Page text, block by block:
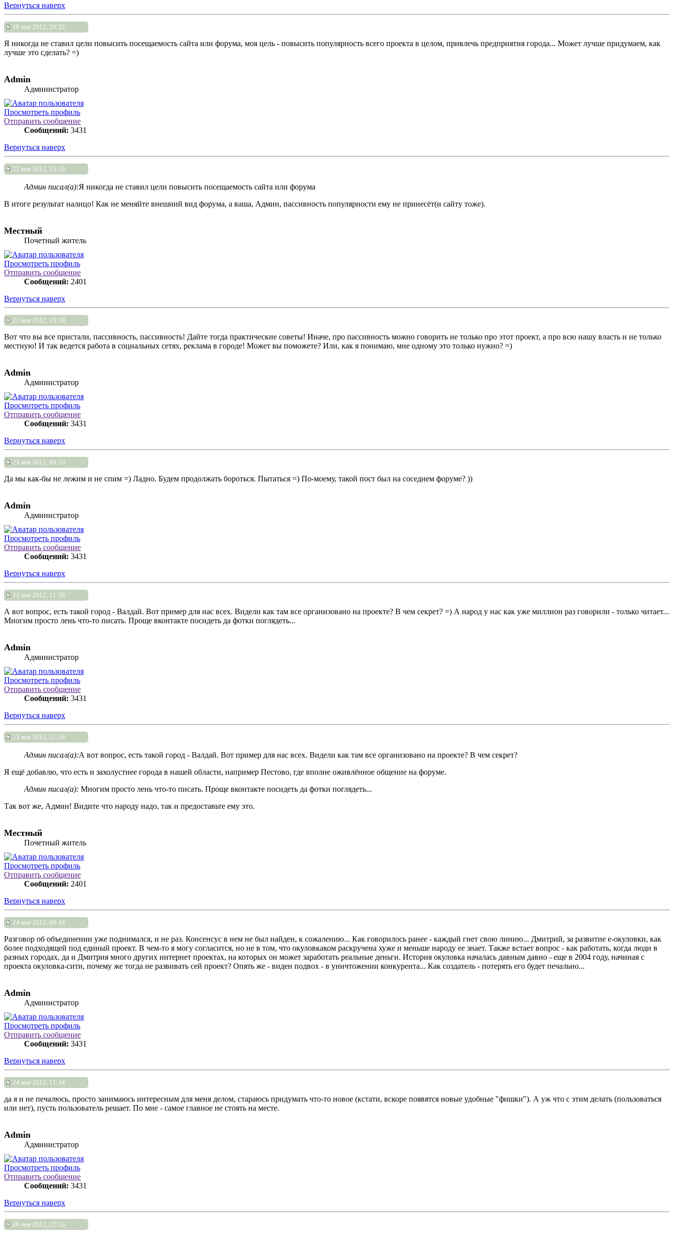
Вернуться наверх
18 янв 2012, 20:32
Я никогда не ставил цели повысить посещаемость сайта или форума, моя цель - повысить популярность всего проекта в целом, привлечь предприятия города... Может лучше придумаем, как
лучше это сделать? =)
Admin
Администратор
Просмотреть профиль
Отправить сообщение
Сообщений: 3431
Вернуться наверх
22 янв 2012, 13:33
Админ писал(а):Я никогда не ставил цели повысить посещаемость сайта или форума
В итоге результат налицо! Как не меняйте внешний вид форума, а ваша, Админ, пассивность популярности ему не принесёт(и сайту тоже).
Местный
Почетный житель
Просмотреть профиль
Отправить сообщение
Сообщений: 2401
Вернуться наверх
22 янв 2012, 15:19
Вот что вы все пристали, пассивность, пассивность! Дайте тогда практические советы! Иначе, про пассивность можно говорить не только про этот проект, а про всю нашу власть и не только
местную! И так ведется работа в социальных сетях, реклама в городе! Может вы поможете? Или, как я понимаю, мне одному это только нужно? =)
Admin
Администратор
Просмотреть профиль
Отправить сообщение
Сообщений: 3431
Вернуться наверх
23 янв 2012, 09:16
Да мы как-бы не лежим и не спим =) Ладно. Будем продолжать бороться. Пытаться =) По-моему, такой пост был на соседнем форуме? ))
Admin
Администратор
Просмотреть профиль
Отправить сообщение
Сообщений: 3431
Вернуться наверх
23 янв 2012, 21:38
А вот вопрос, есть такой город - Валдай. Вот пример для нас всех. Видели как там все организовано на проекте? В чем секрет? =) А народ у нас как уже миллион раз говорили - только читает...
Многим просто лень что-то писать. Проще вконтакте посидеть да фотки поглядеть...
Admin
Администратор
Просмотреть профиль
Отправить сообщение
Сообщений: 3431
Вернуться наверх
23 янв 2012, 21:58
Админ писал(а):А вот вопрос, есть такой город - Валдай. Вот пример для нас всех. Видели как там все организовано на проекте? В чем секрет?
Я ещё добавлю, что есть и захолустнее города в нашей области, например Пестово, где вполне оживлённое общение на форуме.
Админ писал(а): Многим просто лень что-то писать. Проще вконтакте посидеть да фотки поглядеть...
Так вот же, Админ! Видите что народу надо, так и предоставьте ему это.
Местный
Почетный житель
Просмотреть профиль
Отправить сообщение
Сообщений: 2401
Вернуться наверх
24 янв 2012, 09:44
Разговор об объединении уже поднимался, и не раз. Консенсус в нем не был найден, к сожалению... Как говорилось ранее - каждый гнет свою линию... Дмитрий, за развитие е-окуловки, как
более подходящей под единый проект. В чем-то я могу согласится, но не в том, что окуловкаком раскручена хуже и меньше народу ее знает. Также встает вопрос - как работать, когда люди в
разных городах, да и Дмитрия много других интернет проектах, на которых он может заработать реальные деньги. История окуловка началась давным давно - еще в 2004 году, начиная с
проекта окуловка-сити, почему же тогда не развивать сей проект? Опять же - виден подвох - в уничтожении конкурента... Как создатель - потерять его будет печально...
Admin
Администратор
Просмотреть профиль
Отправить сообщение
Сообщений: 3431
Вернуться наверх
24 янв 2012, 11:34
да я и не печалюсь, просто занимаюсь интересным для меня делом, стараюсь придумать что-то новое (кстати, вскоре появятся новые удобные "фишки"). А уж что с этим делать (пользоваться
или нет), пусть пользователь решает. По мне - самое главное не стоять на месте.
Admin
Администратор
Просмотреть профиль
Отправить сообщение
Сообщений: 3431
Вернуться наверх
26 янв 2012, 22:53